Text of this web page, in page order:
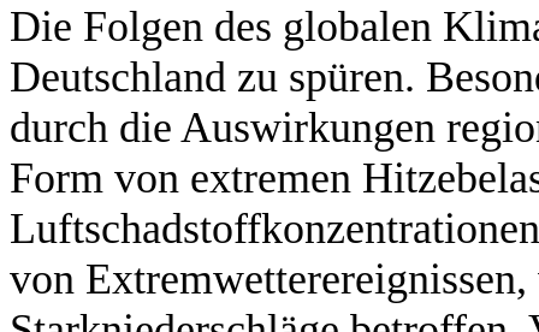
Die Folgen des globalen
Deutschland zu spüren.
durch die Auswirkungen
Form von extremen
von